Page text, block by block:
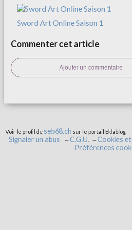
Sword Art Online Saison 1
Commenter cet article
Ajouter un commentaire
Voir le profil de seb68.ch sur le portail Eklablog
Signaler un abus
C.G.U.
Cookies
Préférences